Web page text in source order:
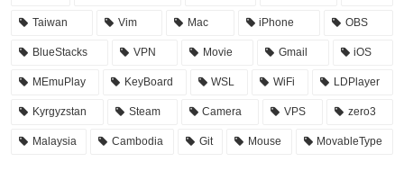
Taiwan Vim Mac iPhone OBS
BlueStacks VPN Movie Gmail iOS
MEmuPlay KeyBoard WSL WiFi LDPlayer
Kyrgyzstan Steam Camera VPS zero3
Malaysia Cambodia Git Mouse MovableType